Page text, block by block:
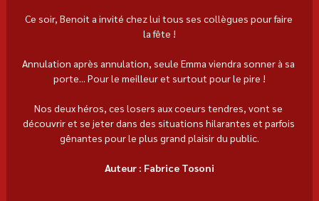
Ce soir, Benoit a invité chez lui tous ses collègues pour faire
la fête !
Annulation après annulation, seule Emma viendra sonner à sa
porte... Pour le meilleur et surtout pour le pire !
Nos deux héros, ces losers aux coeurs tendres, vont se
découvrir et se jeter dans des situations hilarantes et parfois
gênantes pour le plus grand plaisir du public.
Auteur : Fabrice Tosoni